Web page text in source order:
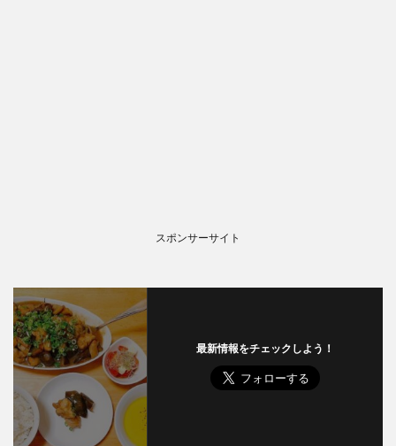
スポンサーサイト
最新情報をチェックしよう！